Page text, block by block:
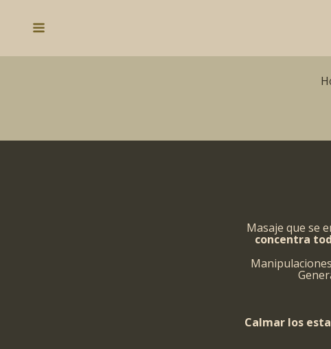
Masaje que se
concentra
Calmar los